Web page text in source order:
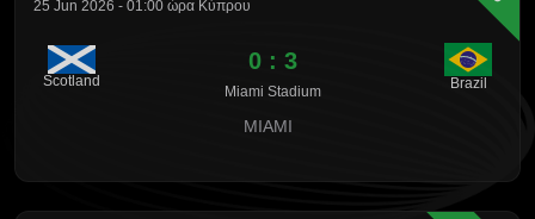
25 Jun 2026 - 01:00 ώρα Κύπρου
Scotland
0 : 3
Miami Stadium Brazil
MIAMI